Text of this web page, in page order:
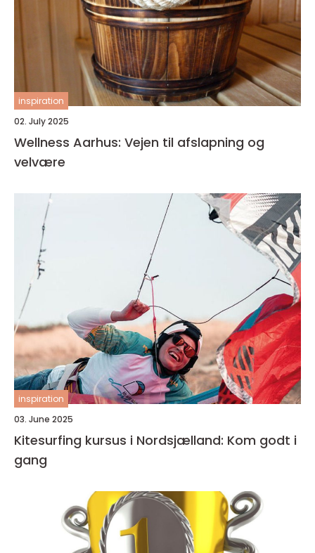
inspiration
02. July 2025
Wellness Aarhus: Vejen til afslapning og
velvære
inspiration
03. June 2025
Kitesurfing kursus i Nordsjælland: Kom godt i
gang